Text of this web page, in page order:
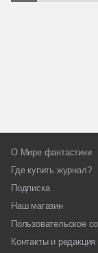
О Мире фантастики
Где купить журнал?
Подписка
Наш магазин
Пользовательское
Контакты и редакция